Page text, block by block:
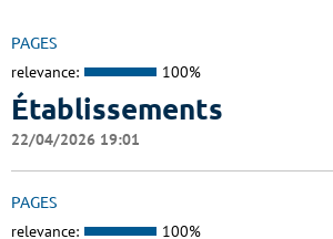
PAGES
relevance: 100%
Établissements
22/04/2026 19:01
PAGES
relevance: 100%